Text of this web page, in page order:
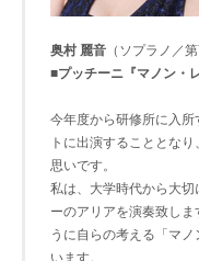
奥村 麗音 （ソプラノ／
■プッチーニ『マノン・
今年度から研修所に入
トに出演することとな
思いです。
私は、大学時代から大
ーのアリアを演奏致し
うに自らの考える「マ
います。